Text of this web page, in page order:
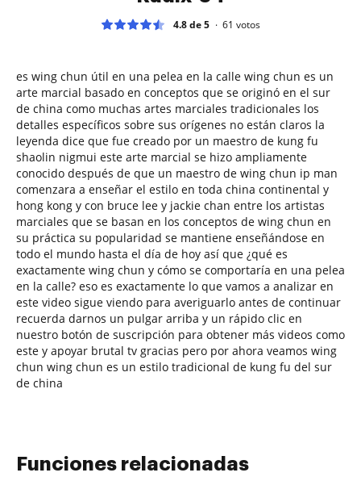
4.8 de 5 61 votos
es wing chun útil en una pelea en la calle wing chun es un
arte marcial basado en conceptos que se originó en el sur
de china como muchas artes marciales tradicionales los
detalles específicos sobre sus orígenes no están claros la
leyenda dice que fue creado por un maestro de kung fu
shaolin nigmui este arte marcial se hizo ampliamente
conocido después de que un maestro de wing chun ip man
comenzara a enseñar el estilo en toda china continental y
hong kong y con bruce lee y jackie chan entre los artistas
marciales que se basan en los conceptos de wing chun en
su práctica su popularidad se mantiene enseñándose en
todo el mundo hasta el día de hoy así que ¿qué es
exactamente wing chun y cómo se comportaría en una pelea
en la calle? eso es exactamente lo que vamos a analizar en
este video sigue viendo para averiguarlo antes de continuar
recuerda darnos un pulgar arriba y un rápido clic en
nuestro botón de suscripción para obtener más videos como
este y apoyar brutal tv gracias pero por ahora veamos wing
chun wing chun es un estilo tradicional de kung fu del sur
de china
Funciones relacionadas